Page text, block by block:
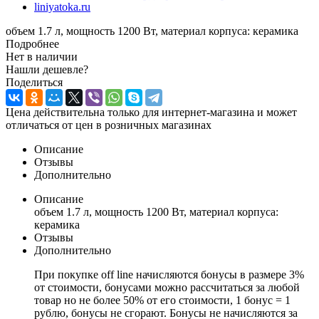
объем 1.7 л, мощность 1200 Вт, материал корпуса: керамика
Подробнее
Нет в наличии
Нашли дешевле?
Поделиться
Цена действительна только для интернет-магазина и может
отличаться от цен в розничных магазинах
Описание
Отзывы
Дополнительно
Описание
объем 1.7 л, мощность 1200 Вт, материал корпуса:
керамика
Отзывы
Дополнительно
При покупке off line начисляются бонусы в размере 3%
от стоимости, бонусами можно рассчитаться за любой
товар но не более 50% от его стоимости, 1 бонус = 1
рублю, бонусы не сгорают. Бонусы не начисляются за